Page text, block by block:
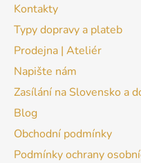
Kontakty
Typy dopravy a plateb
Prodejna | Ateliér
Napište nám
Zasílání na Slovensko a
Blog
Obchodní podmínky
Podmínky ochrany